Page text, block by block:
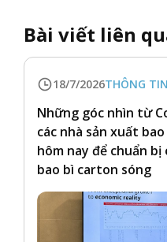
Bài viết liên
18/7/2026THÔNG
Những góc nhìn từ
các nhà sản xuất
hôm nay để chuẩn
bao bì carton sóng